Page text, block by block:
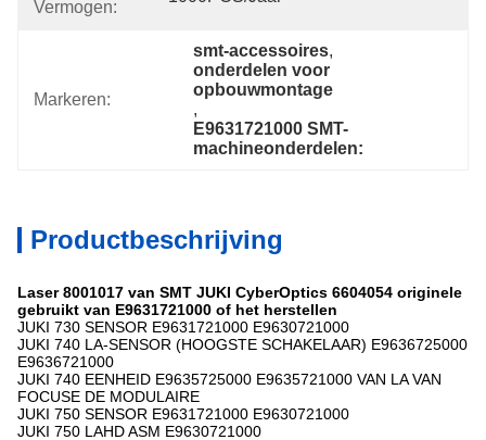
Vermogen:
Markeren:
smt-accessoires,
onderdelen voor
opbouwmontage
,
E9631721000 SMT-
machineonderdelen:
Productbeschrijving
Laser 8001017 van SMT JUKI CyberOptics 6604054 originele
gebruikt van E9631721000 of het herstellen
JUKI 730 SENSOR E9631721000 E9630721000
JUKI 740 LA-SENSOR (HOOGSTE SCHAKELAAR) E9636725000
E9636721000
JUKI 740 EENHEID E9635725000 E9635721000 VAN LA VAN
FOCUSE DE MODULAIRE
JUKI 750 SENSOR E9631721000 E9630721000
JUKI 750 LAHD ASM E9630721000